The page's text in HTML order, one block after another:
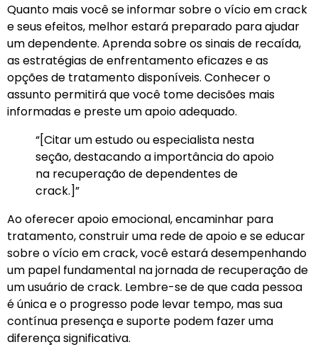
Quanto mais você se informar sobre o vício em crack
e seus efeitos, melhor estará preparado para ajudar
um dependente. Aprenda sobre os sinais de recaída,
as estratégias de enfrentamento eficazes e as
opções de tratamento disponíveis. Conhecer o
assunto permitirá que você tome decisões mais
informadas e preste um apoio adequado.
“[Citar um estudo ou especialista nesta
seção, destacando a importância do apoio
na recuperação de dependentes de
crack.]”
Ao oferecer apoio emocional, encaminhar para
tratamento, construir uma rede de apoio e se educar
sobre o vício em crack, você estará desempenhando
um papel fundamental na jornada de recuperação de
um usuário de crack. Lembre-se de que cada pessoa
é única e o progresso pode levar tempo, mas sua
contínua presença e suporte podem fazer uma
diferença significativa.